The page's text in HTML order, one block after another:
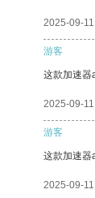
2025-09-11
游客
这款加速器
2025-09-11
游客
这款加速器
2025-09-11